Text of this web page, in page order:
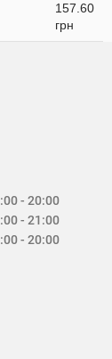
157.60
грн
- 20:00
- 21:00
- 20:00